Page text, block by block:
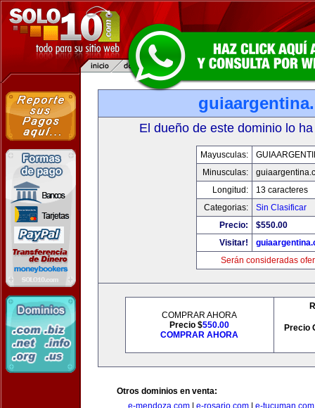
El dueño de este dominio lo
Mayusculas:
Minusculas:
Longitud:
13 caracteres
Categorias:
Sin Clasificar
Precio:
$550.00
Visitar!
Serán consideradas
COMPRAR AHORA
Precio $550.00
COMPRAR AHORA
Precio
Otros dominios en venta:
e-mendoza.com| e-rosario.com| e-tucuman.com